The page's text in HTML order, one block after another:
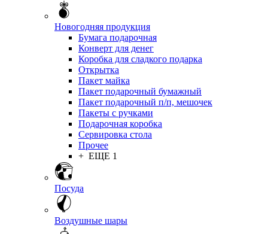
Новогодняя продукция
Бумага подарочная
Конверт для денег
Коробка для сладкого подарка
Открытка
Пакет майка
Пакет подарочный бумажный
Пакет подарочный п/п, мешочек
Пакеты с ручками
Подарочная коробка
Сервировка стола
Прочее
+ ЕЩЕ 1
Посуда
Воздушные шары